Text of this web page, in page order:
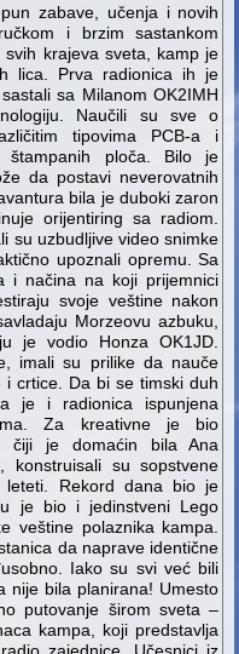
zabave, učenja i novih
i brzim sastankom
krajeva sveta, kamp je
lica. Prva radionica ih je
sa Milanom OK2IMH
Naučili su sve o
tipovima PCB-a i
štampanih ploča. Bilo je
da postavi neverovatnih
bila je duboki zaron
orijentiring sa radiom.
su uzbudljive video snimke
upoznali opremu. Sa
i načina na koji prijemnici
svoje veštine nakon
Morzeovu azbuku,
je vodio Honza OK1JD.
imali su prilike da nauče
crtice. Da bi se timski duh
je i radionica ispunjena
Za kreativne je bio
čiji je domaćin bila Ana
konstruisali su sopstvene
Rekord dana bio je
je bio i jedinstveni Lego
veštine polaznika kampa.
da naprave identične
Iako su svi već bili
nije bila planirana! Umesto
putovanje širom sveta –
kampa, koji predstavlja
zajednice. Učesnici iz